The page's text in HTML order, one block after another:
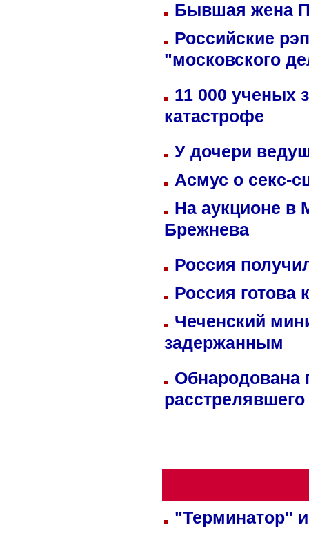
Бывшая жена
Российские
"московского
11 000 ученых
катастрофе
У дочери
Асмус о секс-
На аукционе в
Брежнева
Россия
Россия готова
Чеченский
задержанным
Обнародована
"Терминатор"